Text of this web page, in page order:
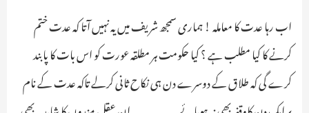
اب رہا عدت کا معاملہ ! ہماری سمجھ شریف میں یہ نہیں آتا کہ عدت ختم
کرنے کا کیا مطلب ہے ؟ کیا حکومت ہر مطلقہ عورت کو اس بات کا پابند
کرے گی کہ طلاق کے دوسرے دن ہی نکاح ثانی کرلے تاکہ عدت کے نام